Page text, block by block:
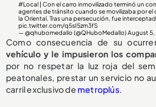
#Local | Con el carro inmovilizado terminó un
agentes de tránsito cuando se movilizaba por el
la Oriental. Tras una persecución, fue
pic.twitter.com/q5sI5zm3fS
— @qhubomedallo (@QHuboMedallo)August
Como consecuencia de su
vehículo y le impusieron los
por no respetar la luz roja del
peatonales, prestar un servicio no
carril exclusivo de metroplús.